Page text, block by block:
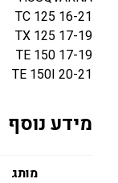
TC 125 16-21
TX 125 17-19
TE 150 17-19
TE 150I 20-21
מידע נוסף
מותג